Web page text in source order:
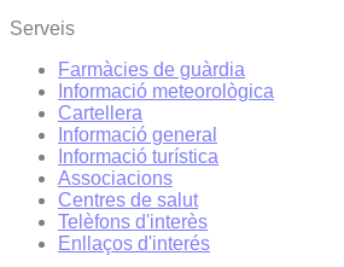
Serveis
Farmàcies de guàrdia
Informació meteorològica
Cartellera
Informació general
Informació turística
Associacions
Centres de salut
Telèfons d'interès
Enllaços d'interés